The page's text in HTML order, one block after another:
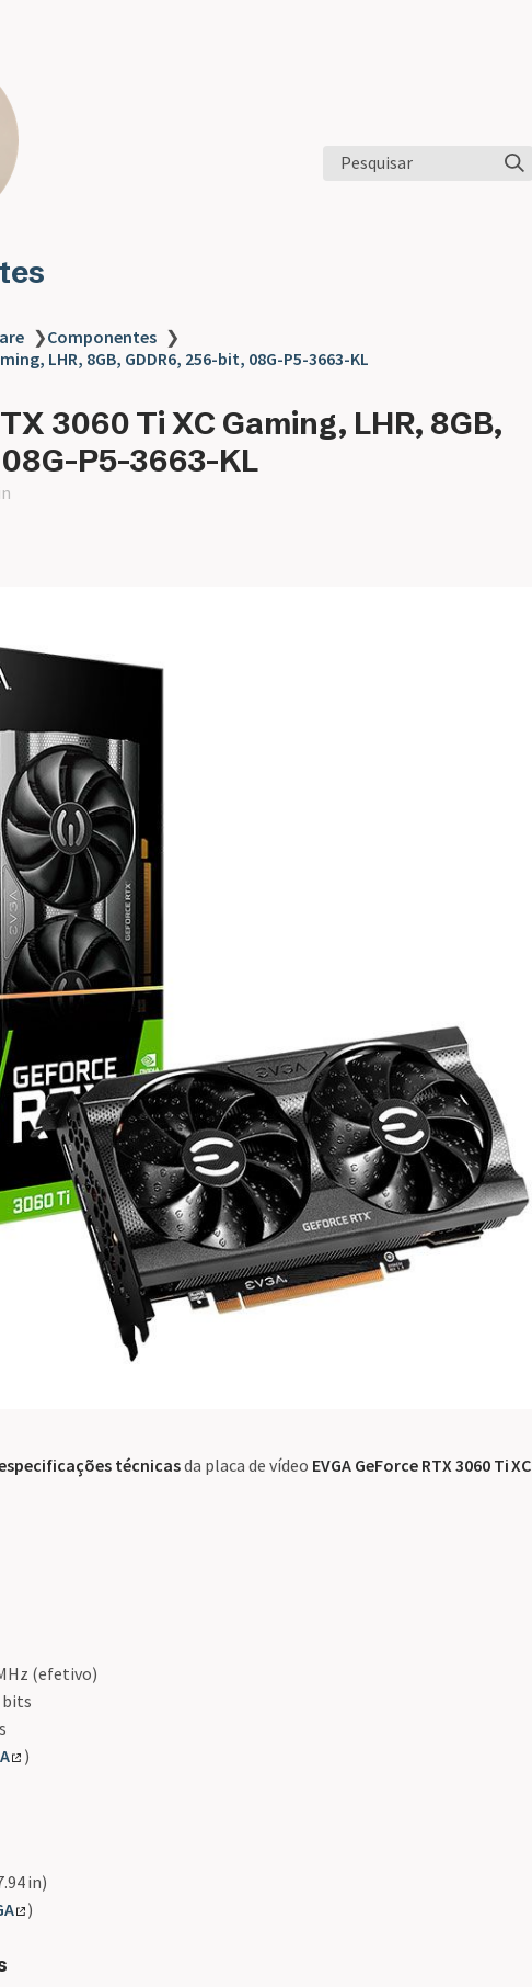
Pesquisar
❯Componentes ❯
LHR, 8GB, GDDR6, 256-bit, 08G-P5-3663-KL
3060 Ti XC Gaming, LHR, 8GB,
P5-3663-KL
técnicasda placa de vídeo EVGA GeForce RTX 3060 Ti XC
(efetivo)
bits
)
in)
)